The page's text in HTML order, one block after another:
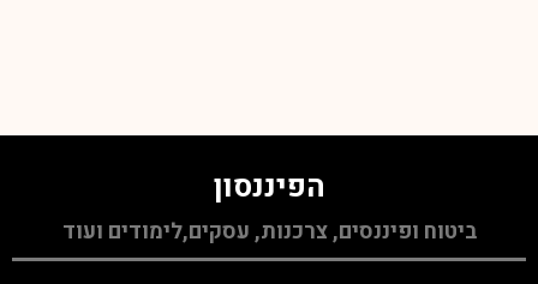
הפיננסון
ביטוח ופיננסים, צרכנות, עסקים,לימודים ועוד